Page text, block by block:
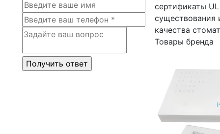
сертификаты
существования
качества
Товары бренда